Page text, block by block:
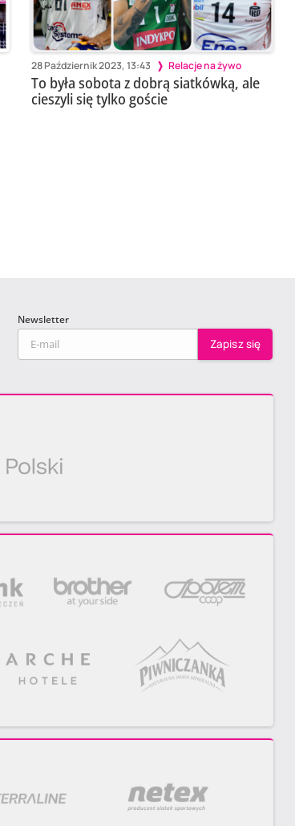
28 Październik 2023, 13:43 Relacje na żywo
To była sobota z dobrą siatkówką, ale
cieszyli się tylko goście
Newsletter